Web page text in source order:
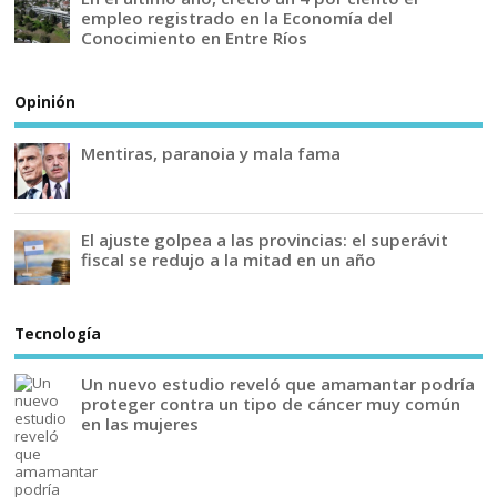
empleo registrado en la Economía del
Conocimiento en Entre Ríos
Opinión
Mentiras, paranoia y mala fama
El ajuste golpea a las provincias: el superávit
fiscal se redujo a la mitad en un año
Tecnología
Un nuevo estudio reveló que amamantar podría
proteger contra un tipo de cáncer muy común
en las mujeres